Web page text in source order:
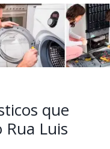
que
Rua Luis